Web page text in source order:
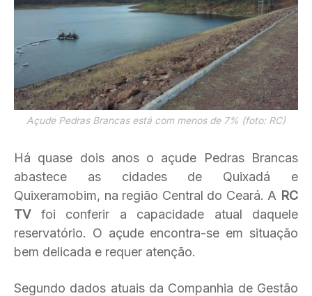
Açude Pedras Brancas está com menos de 7% (foto: RC)
Há quase dois anos o açude Pedras Brancas
abastece as cidades de Quixadá e
Quixeramobim, na região Central do Ceará. A RC
TVfoi conferir a capacidade atual daquele
reservatório. O açude encontra-se em situação
bem delicada e requer atenção.
Segundo dados atuais da Companhia de Gestão